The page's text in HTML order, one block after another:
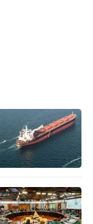
社等多家中
宣传。央视
频号、抖音
电影》《爱
个理由》等